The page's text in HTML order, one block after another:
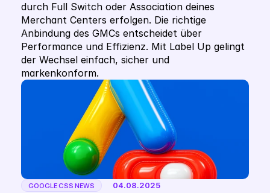
durch Full Switch oder Association deines
Merchant Centers erfolgen. Die richtige
Anbindung des GMCs entscheidet über
Performance und Effizienz. Mit Label Up gelingt
der Wechsel einfach, sicher und
markenkonform.
GOOGLE CSS NEWS 04.08.2025